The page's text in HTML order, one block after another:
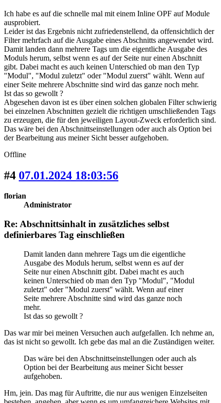
Ich habe es auf die schnelle mal mit einem Inline OPF auf Module
ausprobiert.
Leider ist das Ergebnis nicht zufriedenstellend, da offensichtlich der
Filter mehrfach auf die Ausgabe eines Abschnitts angewendet wird.
Damit landen dann mehrere Tags um die eigentliche Ausgabe des
Moduls herum, selbst wenn es auf der Seite nur einen Abschnitt
gibt. Dabei macht es auch keinen Unterschied ob man den Typ
"Modul", "Modul zuletzt" oder "Modul zuerst" wählt. Wenn auf
einer Seite mehrere Abschnitte sind wird das ganze noch mehr.
Ist das so gewollt ?
Abgesehen davon ist es über einen solchen globalen Filter schwierig
bei einzelnen Abschnitten gezielt die richtigen umschließenden Tags
zu erzeugen, die für den jeweiligen Layout-Zweck erforderlich sind.
Das wäre bei den Abschnittseinstellungen oder auch als Option bei
der Bearbeitung aus meiner Sicht besser aufgehoben.
Offline
#4 07.01.2024 18:03:56
florian
Administrator
Re: Abschnittsinhalt in zusätzliches selbst
definierbares Tag einschließen
Damit landen dann mehrere Tags um die eigentliche
Ausgabe des Moduls herum, selbst wenn es auf der
Seite nur einen Abschnitt gibt. Dabei macht es auch
keinen Unterschied ob man den Typ "Modul", "Modul
zuletzt" oder "Modul zuerst" wählt. Wenn auf einer
Seite mehrere Abschnitte sind wird das ganze noch
mehr.
Ist das so gewollt ?
Das war mir bei meinen Versuchen auch aufgefallen. Ich nehme an,
das ist nicht so gewollt. Ich gebe das mal an die Zuständigen weiter.
Das wäre bei den Abschnittseinstellungen oder auch als
Option bei der Bearbeitung aus meiner Sicht besser
aufgehoben.
Hm, jein. Das mag für Auftritte, die nur aus wenigen Einzelseiten